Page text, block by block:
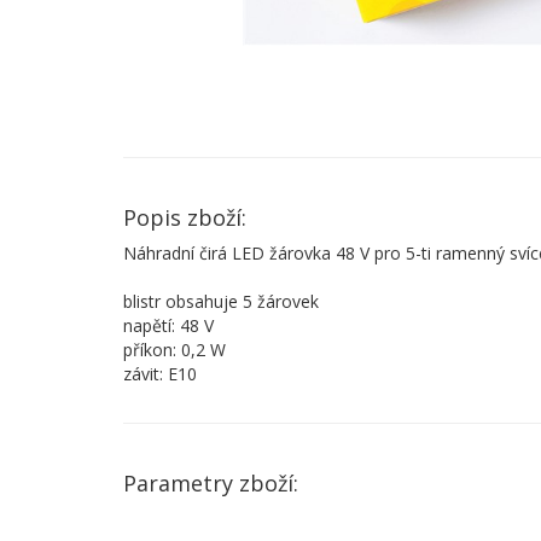
Popis zboží:
Náhradní čirá LED žárovka 48 V pro 5-ti ramenný
blistr obsahuje 5 žárovek
napětí: 48 V
příkon: 0,2 W
závit: E10
Parametry zboží: